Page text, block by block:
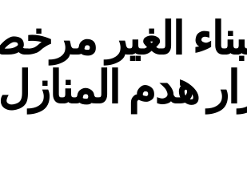
الغير
هدم